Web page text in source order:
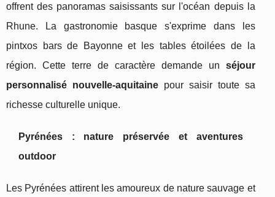
offrent des panoramas saisissants sur l'océan depuis la
Rhune. La gastronomie basque s'exprime dans les
pintxos bars de Bayonne et les tables étoilées de la
région. Cette terre de caractère demande un séjour
personnalisé nouvelle-aquitainepour saisir toute sa
richesse culturelle unique.
Pyrénées : nature préservée et aventures
outdoor
Les Pyrénées attirent les amoureux de nature sauvage et